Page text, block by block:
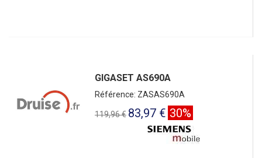
GIGASET AS690A
Référence: ZASAS690A
119,96 € 83,97 € 30%